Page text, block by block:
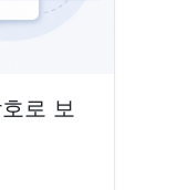
로 보